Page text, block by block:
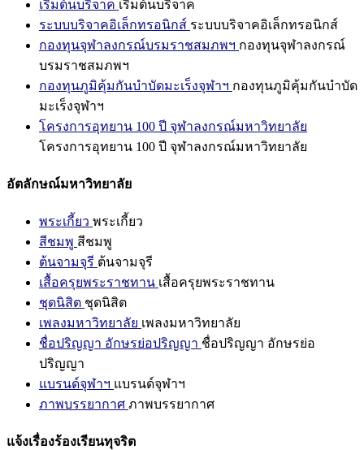
เริ่มต้นบริจาค เริ่มต้นบริจาค
ระบบบริจาคอิเล็กทรอนิกส์ ระบบบริจาคอิเล็กทรอนิกส์
กองทุนจุฬาลงกรณ์บรมราชสมภพฯ กองทุนจุฬาลงกรณ์
บรมราชสมภพฯ
กองทุนภูมิคุ้มกันบำบัดมะเร็งจุฬาฯ กองทุนภูมิคุ้มกันบำบัด
มะเร็งจุฬาฯ
โครงการอุทยาน 100 ปี จุฬาลงกรณ์มหาวิทยาลัย
โครงการอุทยาน 100 ปี จุฬาลงกรณ์มหาวิทยาลัย
อัตลักษณ์มหาวิทยาลัย
พระเกี้ยว พระเกี้ยว
สีชมพู สีชมพู
ต้นจามจุรี ต้นจามจุรี
เสื้อครุยพระราชทาน เสื้อครุยพระราชทาน
ชุดนิสิต ชุดนิสิต
เพลงมหาวิทยาลัย เพลงมหาวิทยาลัย
ชื่อปริญญา อักษรย่อปริญญา ชื่อปริญญา อักษรย่อ
ปริญญา
แบรนด์จุฬาฯ แบรนด์จุฬาฯ
ภาพบรรยากาศ ภาพบรรยากาศ
แจ้งเรื่องร้องเรียนทุจริต